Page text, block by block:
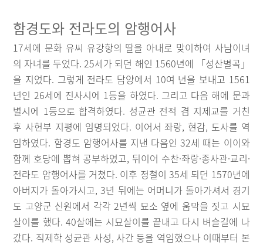
함경도와 전라도의 암행어사
17세에 문화 유씨 유강항의 딸을 아내로 맞이하여 사남이녀
의 자녀를 두었다. 25세가 되던 해인 1560년에 「성산별곡」
을 지었다. 그렇게 전라도 담양에서 10여 년을 보내고 1561
년인 26세에 진사시에 1등을 하였다. 그리고 다음 해에 문과
별시에 1등으로 합격하였다. 성균관 전적 겸 지제교를 거친
후 사헌부 지평에 임명되었다. 이어서 좌랑, 현감, 도사를 역
임하였다. 함경도 암행어사를 지낸 다음인 32세 때는 이이와
함께 호당에 뽑혀 공부하였고, 뒤이어 수찬·좌랑·종사관·교리·
전라도 암행어사를 거쳤다. 이후 정철이 35세 되던 1570년에
아버지가 돌아가시고, 3년 뒤에는 어머니가 돌아가셔서 경기
도 고양군 신원에서 각각 2년씩 묘소 옆에 움막을 짓고 시묘
살이를 했다. 40살에는 시묘살이를 끝내고 다시 벼슬길에 나
갔다. 직제학 성균관 사성, 사간 등을 역임했으나 이때부터 본